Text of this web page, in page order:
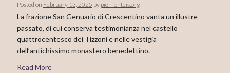
Posted on February 13, 2025 by piemonteis.org
La frazione San Genuario di Crescentino vanta un illustre
passato, di cui conserva testimonianza nel castello
quattrocentesco dei Tizzoni e nelle vestigia
dell’antichissimo monastero benedettino.
Read More